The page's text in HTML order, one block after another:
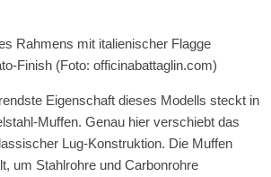
Rahmens mit italienischer Flagge
Finish (Foto: officinabattaglin.com)
Eigenschaft dieses Modells steckt in
Muffen. Genau hier verschiebt das
Lug-Konstruktion. Die Muffen
um Stahlrohre und Carbonrohre